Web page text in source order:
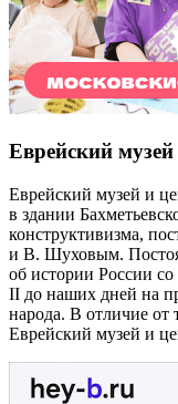
Еврейский
Еврейский музей и
в здании
конструктивизма,
и В. Шуховым.
об истории России
II до наших дней на
народа. В отличие от
Еврейский музей и